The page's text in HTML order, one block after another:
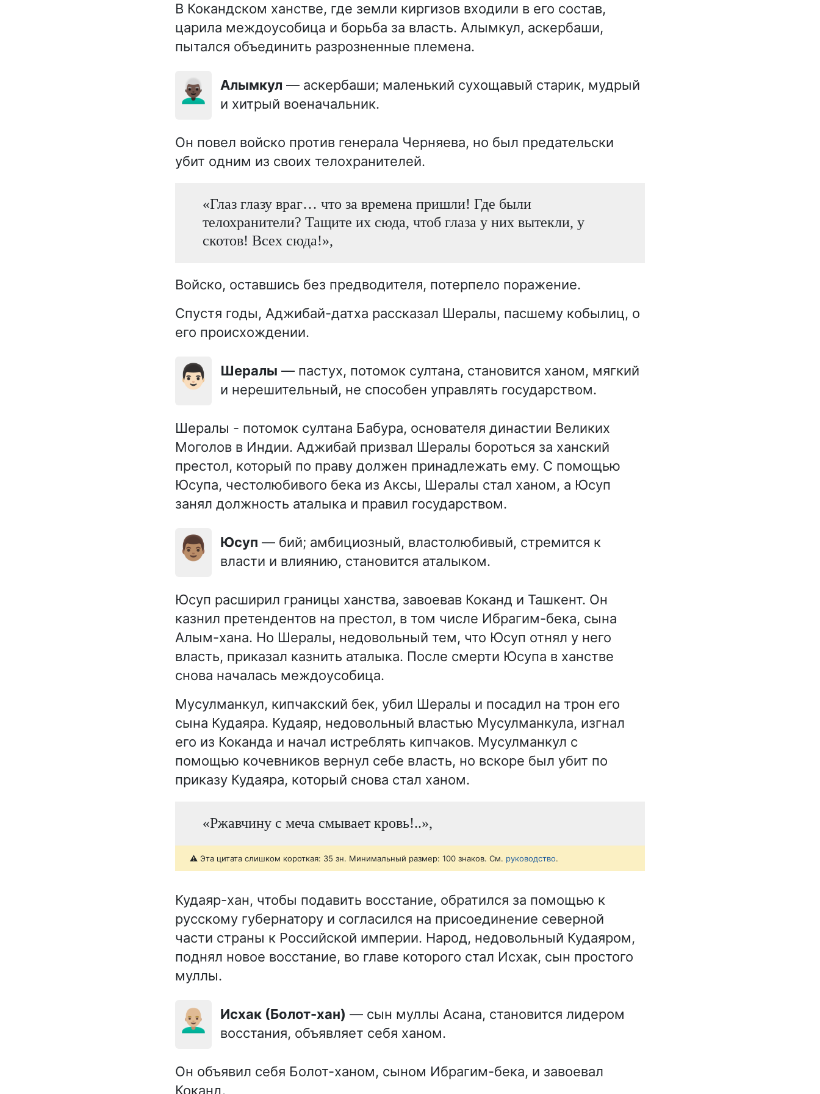
В Кокандском ханстве, где земли киргизов входили в его состав,
царила междоусобица и борьба за власть. Алымкул, аскербаши,
пытался объединить разрозненные племена.
👨🏿‍🦳 Алымкул — аскербаши; маленький сухощавый старик, мудрый
и хитрый военачальник.
Он повел войско против генерала Черняева, но был предательски
убит одним из своих телохранителей.
«Глаз глазу враг… что за времена пришли! Где были
телохранители? Тащите их сюда, чтоб глаза у них вытекли, у
скотов! Всех сюда!»,
Войско, оставшись без предводителя, потерпело поражение.
Спустя годы, Аджибай-датха рассказал Шералы, пасшему кобылиц, о
его происхождении.
👨🏻 Шералы — пастух, потомок султана, становится ханом, мягкий
и нерешительный, не способен управлять государством.
Шералы - потомок султана Бабура, основателя династии Великих
Моголов в Индии. Аджибай призвал Шералы бороться за ханский
престол, который по праву должен принадлежать ему. С помощью
Юсупа, честолюбивого бека из Аксы, Шералы стал ханом, а Юсуп
занял должность аталыка и правил государством.
👨🏽 Юсуп — бий; амбициозный, властолюбивый, стремится к
власти и влиянию, становится аталыком.
Юсуп расширил границы ханства, завоевав Коканд и Ташкент. Он
казнил претендентов на престол, в том числе Ибрагим-бека, сына
Алым-хана. Но Шералы, недовольный тем, что Юсуп отнял у него
власть, приказал казнить аталыка. После смерти Юсупа в ханстве
снова началась междоусобица.
Мусулманкул, кипчакский бек, убил Шералы и посадил на трон его
сына Кудаяра. Кудаяр, недовольный властью Мусулманкула, изгнал
его из Коканда и начал истреблять кипчаков. Мусулманкул с
помощью кочевников вернул себе власть, но вскоре был убит по
приказу Кудаяра, который снова стал ханом.
«Ржавчину с меча смывает кровь!..»,
⚠️ Эта цитата слишком короткая: 35 зн. Минимальный размер: 100 знаков. См. руководство.
Кудаяр-хан, чтобы подавить восстание, обратился за помощью к
русскому губернатору и согласился на присоединение северной
части страны к Российской империи. Народ, недовольный Кудаяром,
поднял новое восстание, во главе которого стал Исхак, сын простого
муллы.
👨🏼‍🦲 Исхак (Болот-хан) — сын муллы Асана, становится лидером
восстания, объявляет себя ханом.
Он объявил себя Болот-ханом, сыном Ибрагим-бека, и завоевал
Коканд.